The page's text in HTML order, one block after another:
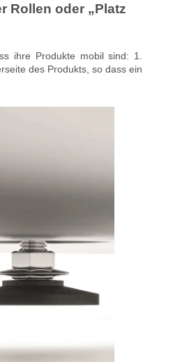
Rollen oder „Platz
ihre Produkte mobil sind: 1.
des Produkts, so dass ein